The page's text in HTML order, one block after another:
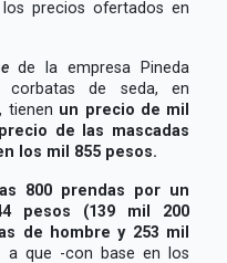
precios ofertados en
de la empresa Pineda
corbatas de seda, en
tienen un precio de mil
de las mascadas
los mil 855 pesos.
800 prendas por un
pesos (139 mil 200
de hombre y 253 mil
a que -con base en los